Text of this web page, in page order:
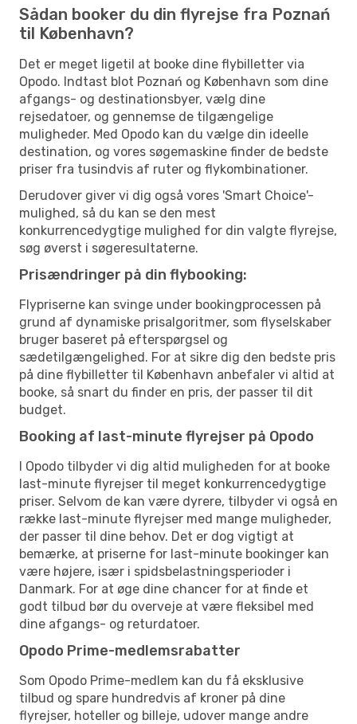
Sådan booker du din flyrejse fra Poznań
til København?
Det er meget ligetil at booke dine flybilletter via
Opodo. Indtast blot Poznań og København som dine
afgangs- og destinationsbyer, vælg dine
rejsedatoer, og gennemse de tilgængelige
muligheder. Med Opodo kan du vælge din ideelle
destination, og vores søgemaskine finder de bedste
priser fra tusindvis af ruter og flykombinationer.
Derudover giver vi dig også vores 'Smart Choice'-
mulighed, så du kan se den mest
konkurrencedygtige mulighed for din valgte flyrejse,
søg øverst i søgeresultaterne.
Prisændringer på din flybooking:
Flypriserne kan svinge under bookingprocessen på
grund af dynamiske prisalgoritmer, som flyselskaber
bruger baseret på efterspørgsel og
sædetilgængelighed. For at sikre dig den bedste pris
på dine flybilletter til København anbefaler vi altid at
booke, så snart du finder en pris, der passer til dit
budget.
Booking af last-minute flyrejser på Opodo
I Opodo tilbyder vi dig altid muligheden for at booke
last-minute flyrejser til meget konkurrencedygtige
priser. Selvom de kan være dyrere, tilbyder vi også en
række last-minute flyrejser med mange muligheder,
der passer til dine behov. Det er dog vigtigt at
bemærke, at priserne for last-minute bookinger kan
være højere, især i spidsbelastningsperioder i
Danmark. For at øge dine chancer for at finde et
godt tilbud bør du overveje at være fleksibel med
dine afgangs- og returdatoer.
Opodo Prime-medlemsrabatter
Som Opodo Prime-medlem kan du få eksklusive
tilbud og spare hundredvis af kroner på dine
flyrejser, hoteller og billeje, udover mange andre